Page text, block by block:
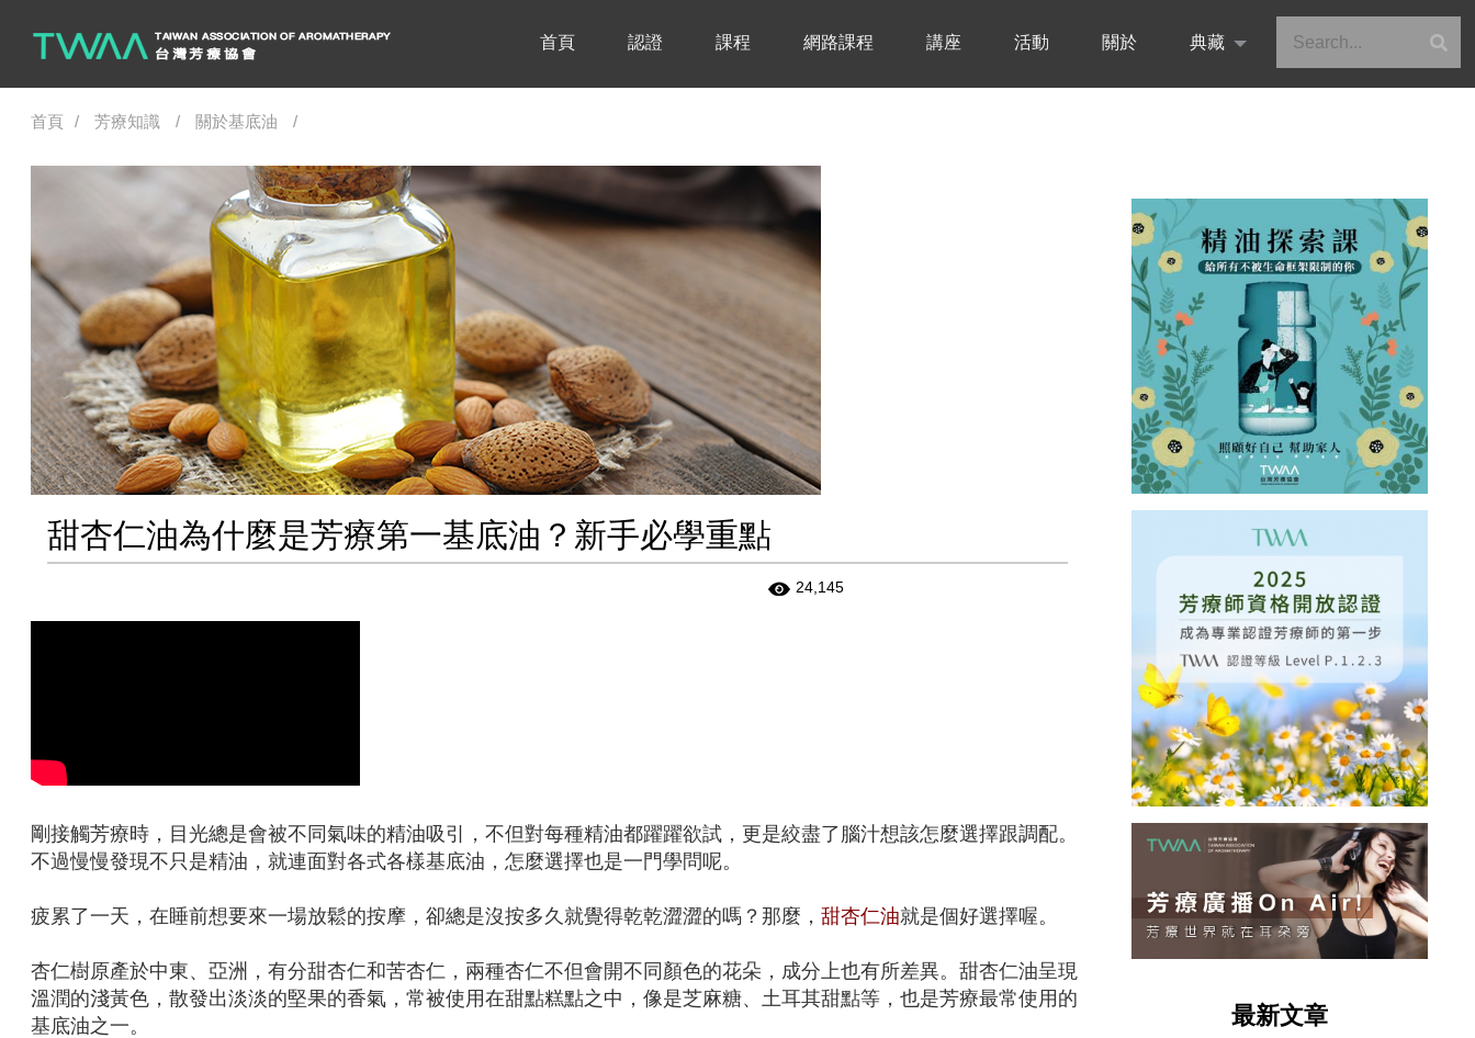
首頁 認證 課程 網路課程 講座 活動 關於 典藏
首頁 芳療知識 關於基底油
甜杏仁油為什麼是芳療第一基底油？新手必學重點
24,145
剛接觸芳療時，目光總是會被不同氣味的精油吸引，不但對每種精油都躍躍欲試，更是絞盡了腦汁想該怎麼選擇跟調配。
不過慢慢發現不只是精油，就連面對各式各樣基底油，怎麼選擇也是一門學問呢。
疲累了一天，在睡前想要來一場放鬆的按摩，卻總是沒按多久就覺得乾乾澀澀的嗎？那麼，甜杏仁油就是個好選擇喔。
杏仁樹原產於中東、亞洲，有分甜杏仁和苦杏仁，兩種杏仁不但會開不同顏色的花朵，成分上也有所差異。甜杏仁油呈現
溫潤的淺黃色，散發出淡淡的堅果的香氣，常被使用在甜點糕點之中，像是芝麻糖、土耳其甜點等，也是芳療最常使用的
基底油之一。
最新文章